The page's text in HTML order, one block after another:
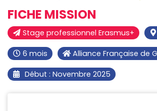
FICHE MISSION
Stage professionnel Erasmus+
6 mois Alliance Française de
Début : Novembre 2025